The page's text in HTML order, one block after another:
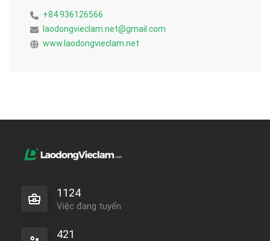
+84 936126566
laodongvieclam.net@gmail.com
www.laodongvieclam.net
1124
Việc đang tuyển
421